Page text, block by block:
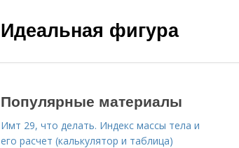
Идеальная фигура
Популярные материалы
Имт 29, что делать. Индекс массы тела и
его расчет (калькулятор и таблица)